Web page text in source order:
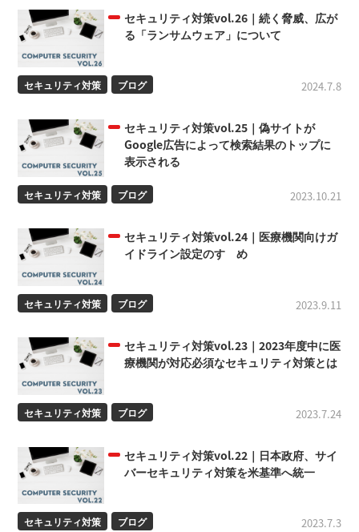
セキュリティ対策vol.26｜続く脅威、広が
る「ランサムウェア」について
セキュリティ対策 ブログ 2024.7.8
セキュリティ対策vol.25｜偽サイトが
Google広告によって検索結果のトップに
表示される
セキュリティ対策 ブログ 2023.10.21
セキュリティ対策vol.24｜医療機関向けガ
イドライン設定のすゝめ
セキュリティ対策 ブログ 2023.9.11
セキュリティ対策vol.23｜2023年度中に医
療機関が対応必須なセキュリティ対策とは
セキュリティ対策 ブログ 2023.7.24
セキュリティ対策vol.22｜日本政府、サイ
バーセキュリティ対策を米基準へ統一
セキュリティ対策 ブログ 2023.7.3